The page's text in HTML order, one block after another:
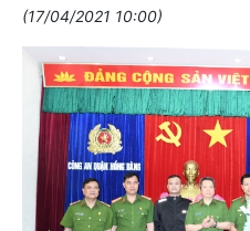
(17/04/2021 10:00)